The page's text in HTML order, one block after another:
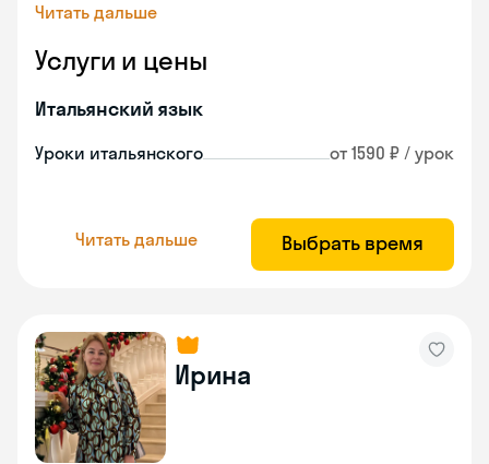
Читать дальше
Услуги и цены
Итальянский язык
Уроки итальянского от 1590 ₽ / урок
Читать дальше Выбрать время
Ирина